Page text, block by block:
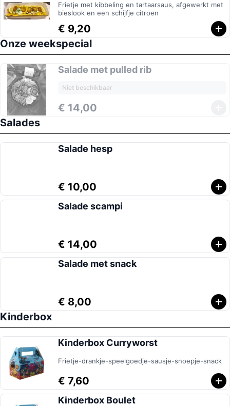
Frietje met kibbeling en tartaarsaus, afgewerkt met
bieslook en een schijfje citroen
€ 9,20
Onze weekspecial
Salade met pulled rib
Niet beschikbaar
€ 14,00
Salades
Salade hesp
€ 10,00
Salade scampi
€ 14,00
Salade met snack
€ 8,00
Kinderbox
Kinderbox Curryworst
Frietje-drankje-speelgoedje-sausje-snoepje-snack
€ 7,60
Kinderbox Boulet